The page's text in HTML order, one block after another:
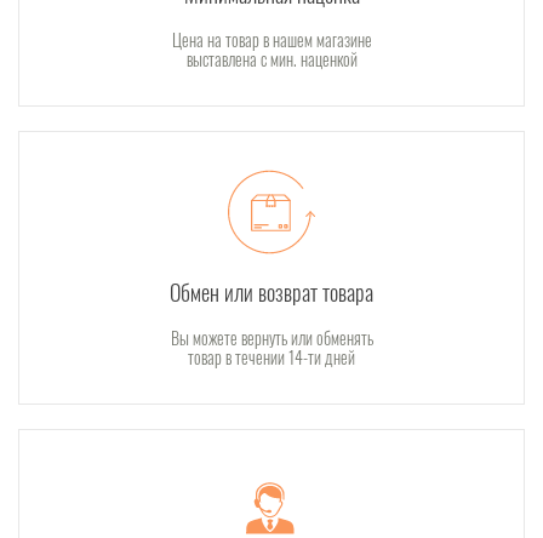
Цена на товар в нашем магазине
выставлена с мин. наценкой
Обмен или возврат товара
Вы можете вернуть или обменять
товар в течении 14-ти дней